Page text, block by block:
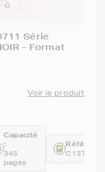
Série
- Format
Voir le produit
Capacité
:
345
pages